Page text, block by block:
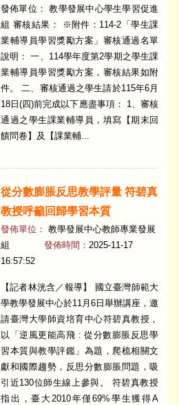
發佈單位： 教學發展中心學生學習促進
組 審核結果： ※附件：114-2「學生課
業輔導員學習獎勵方案」審核通過名單
說明： 一、114學年度第2學期之學生課
業輔導員學習獎勵方案，審核結果如附
件。 二、審核通過之學生請於115年6月
18日(四)前完成以下應盡事項： 1、審核
通過之學生課業輔導員，填寫【期末回
饋問卷】及【課業輔...
從分數膨脹反思教學評量 符碧真
教授呼籲回歸學習本質
發佈單位： 教學發展中心教師專業發展
組
發佈時間： 2025-11-17
16:57:52
【記者林洸含／報導】 國立臺灣師範大
學教學發展中心於11月6日舉辦講座，邀
請臺灣大學師資培育中心符碧真教授，
以「逆風更能高飛 : 從分數膨脹反思學
習本質與教學評鑑」為題，爬梳相關文
獻和國際趨勢，反思分數膨脹問題，吸
引近130位師生線上參與。 符碧真教授
指出，臺大2010年僅69%學生獲得A